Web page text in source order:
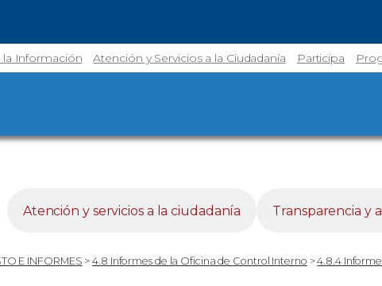
la Información Atención y Servicios a la Ciudadanía Participa
Atención y servicios a la ciudadanía Transparencia y
E INFORMES >4.8 Informes de la Oficina de Control Interno >4.8.4